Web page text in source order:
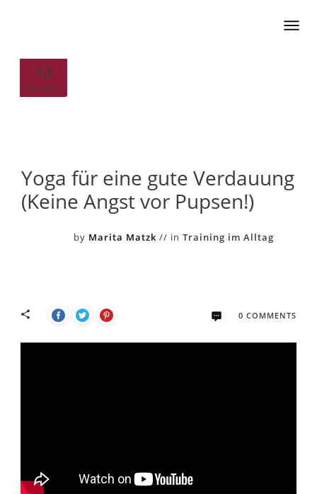
12
AUGUST
Yoga für eine gute Verdauung
(Keine Angst vor Pupsen!)
by Marita Matzk // in Training im Alltag
0 COMMENTS